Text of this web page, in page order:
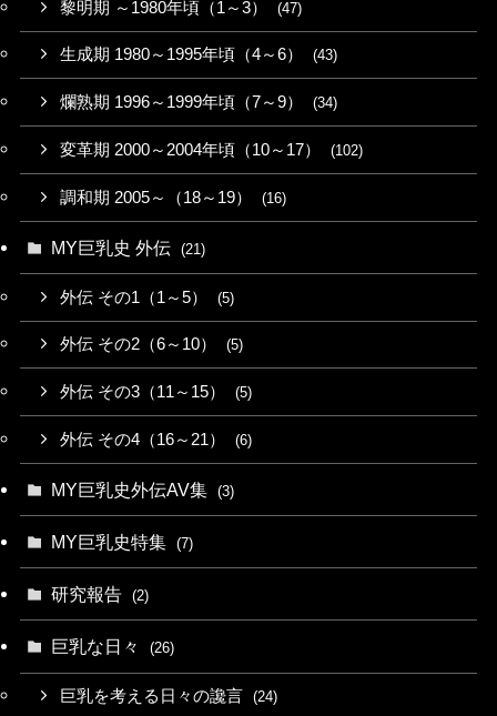
黎明期 ～1980年頃（1～3） (47)
生成期 1980～1995年頃（4～6） (43)
爛熟期 1996～1999年頃（7～9） (34)
変革期 2000～2004年頃（10～17） (102)
調和期 2005～（18～19） (16)
MY巨乳史 外伝 (21)
外伝 その1（1～5） (5)
外伝 その2（6～10） (5)
外伝 その3（11～15） (5)
外伝 その4（16～21） (6)
MY巨乳史外伝AV集 (3)
MY巨乳史特集 (7)
研究報告 (2)
巨乳な日々 (26)
巨乳を考える日々の讒言 (24)